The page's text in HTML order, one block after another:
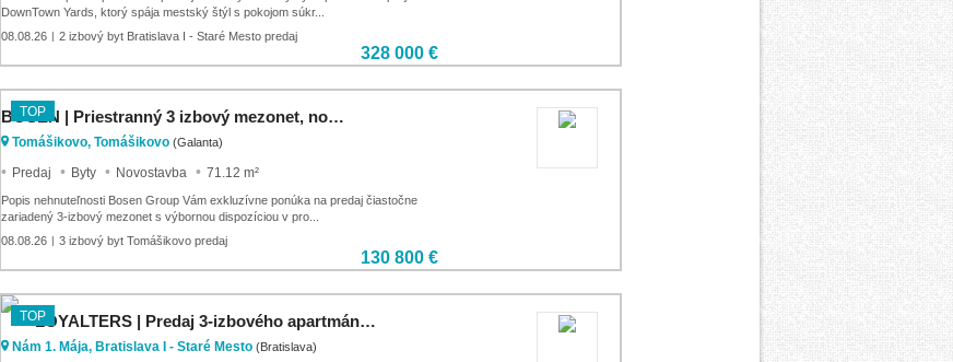
DownTown Yards, ktorý spája mestský štýl s pokojom súkr...
08.08.26 | 2 izbový byt Bratislava I - Staré Mesto predaj
328 000 €
TOP BOSEN | Priestranný 3 izbový mezonet, novostavba Tomášikovo
Tomášikovo, Tomášikovo (Galanta)
Predaj Byty Novostavba 71.12 m²
Popis nehnuteľnosti Bosen Group Vám exkluzívne ponúka na predaj čiastočne
zariadený 3-izbový mezonet s výbornou dispozíciou v pro...
08.08.26
3 izbový byt Tomášikovo predaj
130 800 €
TOP LOYALTERS | Predaj 3-izbového apartmánu s balkónom 82m2 | Kesselbauer |
Nám 1. Mája, Bratislava I - Staré Mesto (Bratislava)